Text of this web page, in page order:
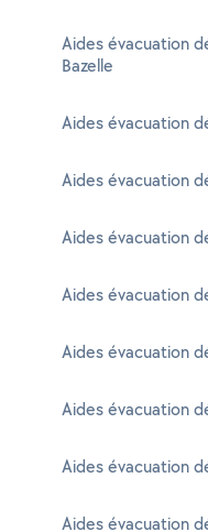
Aides évacuation
Bazelle
Aides évacuation
Aides évacuation
Aides évacuation
Aides évacuation
Aides évacuation
Aides évacuation
Aides évacuation
Aides évacuation